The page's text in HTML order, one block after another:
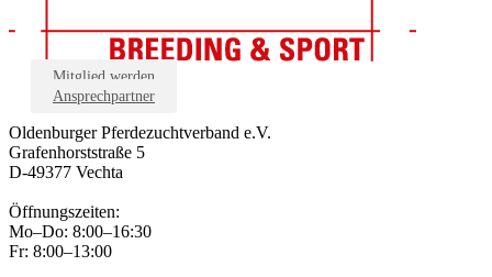
Mitglied werden
Ansprechpartner
Oldenburger Pferdezuchtverband e.V.
Grafenhorststraße 5
D-49377 Vechta
Öffnungszeiten:
Mo–Do: 8:00–16:30
Fr: 8:00–13:00